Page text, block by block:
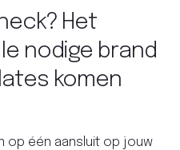
Het
nodige brand
komen
op één aansluit op jouw